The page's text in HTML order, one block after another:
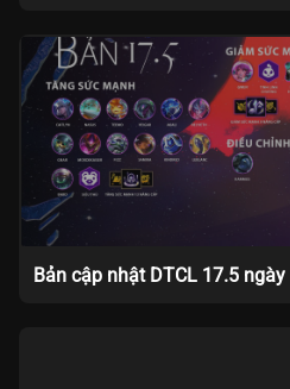
Bản cập nhật DTCL 17.5